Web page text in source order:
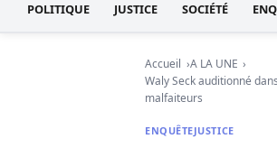
POLITIQUE JUSTICE SOCIÉTÉ
Accueil
A LA UNE
Waly Seck auditionné
malfaiteurs
ENQUÊTEJUSTICE